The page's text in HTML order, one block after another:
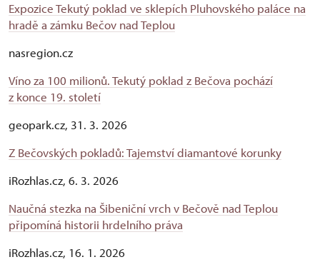
Expozice Tekutý poklad ve sklepích Pluhovského paláce na
hradě a zámku Bečov nad Teplou
nasregion.cz
Víno za 100 milionů. Tekutý poklad z Bečova pochází
z konce 19. století
geopark.cz, 31. 3. 2026
Z Bečovských pokladů: Tajemství diamantové korunky
iRozhlas.cz, 6. 3. 2026
Naučná stezka na Šibeniční vrch v Bečově nad Teplou
připomíná historii hrdelního práva
iRozhlas.cz, 16. 1. 2026